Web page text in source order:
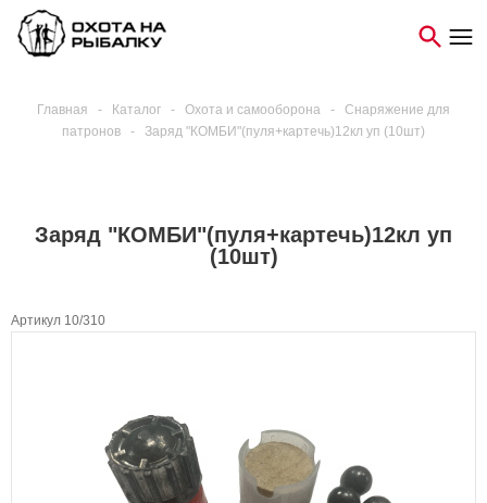
Главная - Каталог - Охота и самооборона -
Снаряжение для
патронов
- Заряд "КОМБИ"(пуля+картечь)12кл уп (10шт)
Заряд "КОМБИ"(пуля+картечь)12кл уп
(10шт)
Артикул 10/310